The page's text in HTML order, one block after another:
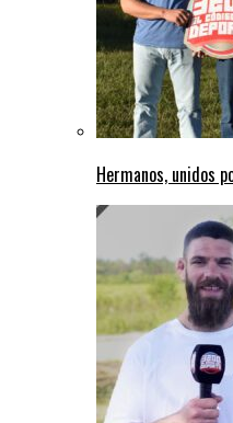
Hermanos, unidos